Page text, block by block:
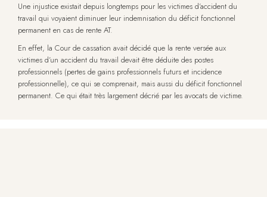
Une injustice existait depuis longtemps pour les victimes d’accident du
travail qui voyaient diminuer leur indemnisation du déficit fonctionnel
permanent en cas de rente AT.
En effet, la Cour de cassation avait décidé que la rente versée aux
victimes d’un accident du travail devait être déduite des postes
professionnels (pertes de gains professionnels futurs et incidence
professionnelle), ce qui se comprenait, mais aussi du déficit fonctionnel
permanent. Ce qui était très largement décrié par les avocats de victime.